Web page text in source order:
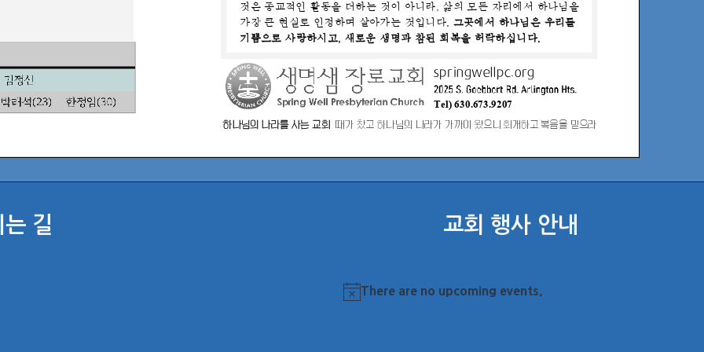
는 길 교회 행사 안내
Notice
There are no upcoming events.